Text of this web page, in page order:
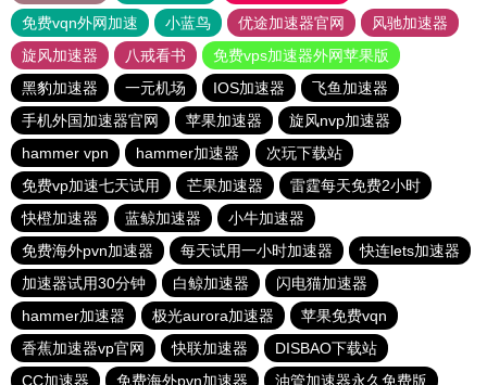
免费vqn外网加速
小蓝鸟 优途加速器官网
风驰加速器
旋风加速器
八戒看书
免费vps加速器外网苹果版
黑豹加速器
一元机场 IOS加速器
飞鱼加速器
手机外国加速器官网
苹果加速器
旋风nvp加速器
hammer vpn
hammer加速器
次玩下载站
免费vp加速七天试用
芒果加速器
雷霆每天免费2小时
快橙加速器
蓝鲸加速器
小牛加速器
免费海外pvn加速器
每天试用一小时加速器
快连lets加速器
加速器试用30分钟
白鲸加速器
闪电猫加速器
hammer加速器
极光aurora加速器
苹果免费vqn
香蕉加速器vp官网
快联加速器
DISBAO下载站
CC加速器
免费海外pvn加速器 油管加速器永久免费版